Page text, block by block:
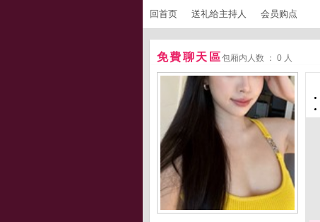
回首页 送礼给主持人 会员购点
免費聊天區包厢内人数 ： 0 人